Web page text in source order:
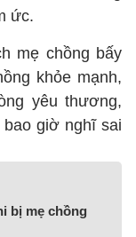
ức.
mẹ chồng bấy
khỏe mạnh,
yêu thương,
bao giờ nghĩ sai
bị mẹ chồng